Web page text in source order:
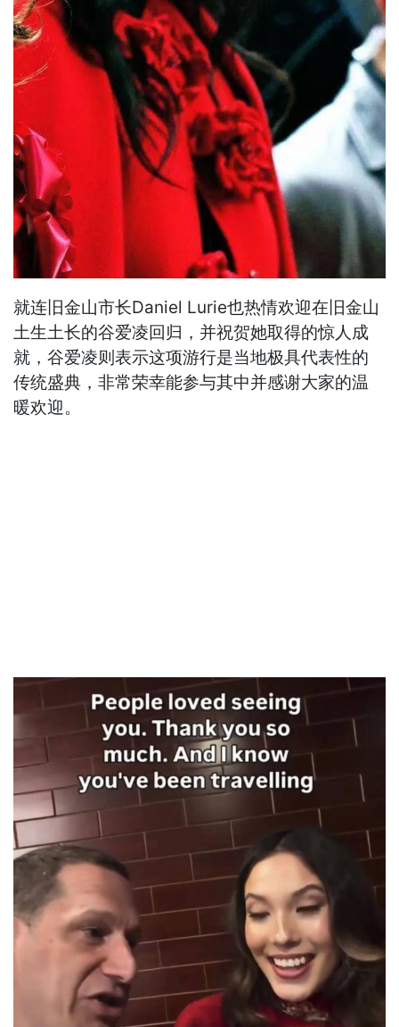
就连旧金山市长Daniel Lurie也热情欢迎在旧金山
土生土长的谷爱凌回归，并祝贺她取得的惊人成
就，谷爱凌则表示这项游行是当地极具代表性的
传统盛典，非常荣幸能参与其中并感谢大家的温
暖欢迎。